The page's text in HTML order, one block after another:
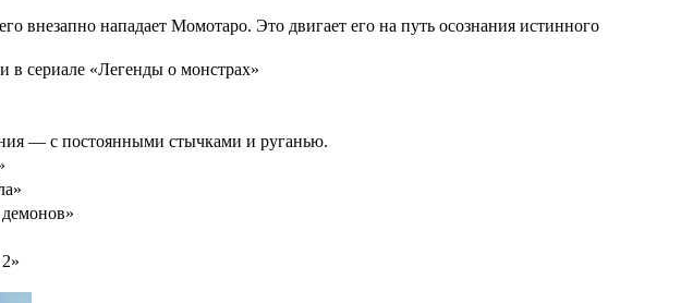
внезапно нападает Момотаро. Это двигает его на путь осознания истинного
в сериале «Легенды о монстрах»
— с постоянными стычками и руганью.